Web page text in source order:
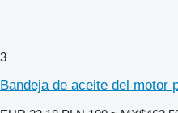
3
Bandeja de aceite del motor